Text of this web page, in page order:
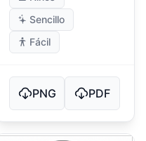
Sencillo
Fácil
PNG PDF